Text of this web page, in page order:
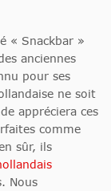
« Snackbar »
anciennes
pour ses
ne soit
appréciera ces
comme
sûr, ils
Nous